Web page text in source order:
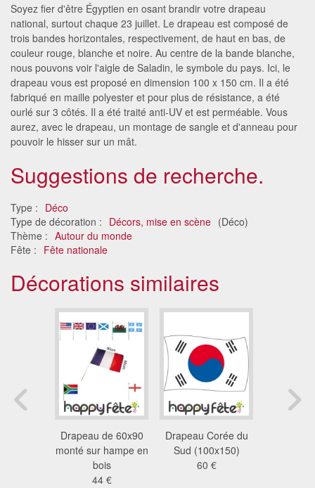
Soyez fier d'être Égyptien en osant brandir votre drapeau
national, surtout chaque 23 juillet. Le drapeau est composé de
trois bandes horizontales, respectivement, de haut en bas, de
couleur rouge, blanche et noire. Au centre de la bande blanche,
nous pouvons voir l'aigle de Saladin, le symbole du pays. Ici, le
drapeau vous est proposé en dimension 100 x 150 cm. Il a été
fabriqué en maille polyester et pour plus de résistance, a été
ourlé sur 3 côtés. Il a été traité anti-UV et est perméable. Vous
aurez, avec le drapeau, un montage de sangle et d'anneau pour
pouvoir le hisser sur un mât.
Suggestions de recherche.
Type : Déco
Type de décoration : Décors, mise en scène (Déco)
Thème : Autour du monde
Fête : Fête nationale
Décorations similaires
Drapeau de 60x90
monté sur hampe en
bois
44 €
Drapeau Corée du
Sud (100x150)
60 €